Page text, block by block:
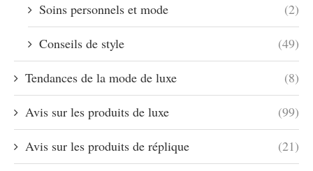
Soins personnels et mode (2)
Conseils de style (49)
Tendances de la mode de luxe (8)
Avis sur les produits de luxe (99)
Avis sur les produits de réplique (21)